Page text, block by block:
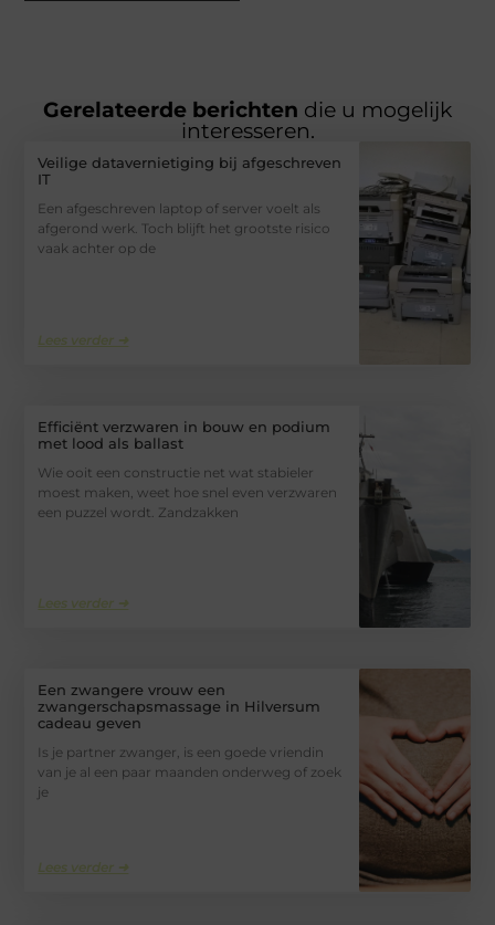
Gerelateerde berichten die u mogelijk
interesseren.
Veilige datavernietiging bij afgeschreven
IT
Een afgeschreven laptop of server voelt als
afgerond werk. Toch blijft het grootste risico
vaak achter op de
Lees verder ➜
Efficiënt verzwaren in bouw en podium
met lood als ballast
Wie ooit een constructie net wat stabieler
moest maken, weet hoe snel even verzwaren
een puzzel wordt. Zandzakken
Lees verder ➜
Een zwangere vrouw een
zwangerschapsmassage in Hilversum
cadeau geven
Is je partner zwanger, is een goede vriendin
van je al een paar maanden onderweg of zoek
je
Lees verder ➜